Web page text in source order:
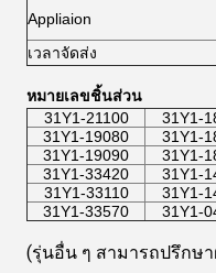
Appliaion
เวลาจัดส่ง
หมายเลขชิ้นส่วน
31Y1-21100
31Y1-
31Y1-19080
31Y1-
31Y1-19090
31Y1-
31Y1-33420
31Y1-
31Y1-33110
31Y1-
31Y1-33570
31Y1-
(รุ่นอื่น ๆ สามารถปรึกษ